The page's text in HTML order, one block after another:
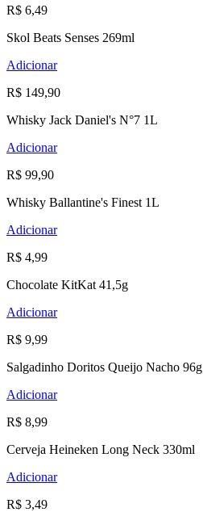
R$ 6,49
Skol Beats Senses 269ml
Adicionar
R$ 149,90
Whisky Jack Daniel's N°7 1L
Adicionar
R$ 99,90
Whisky Ballantine's Finest 1L
Adicionar
R$ 4,99
Chocolate KitKat 41,5g
Adicionar
R$ 9,99
Salgadinho Doritos Queijo Nacho 96g
Adicionar
R$ 8,99
Cerveja Heineken Long Neck 330ml
Adicionar
R$ 3,49